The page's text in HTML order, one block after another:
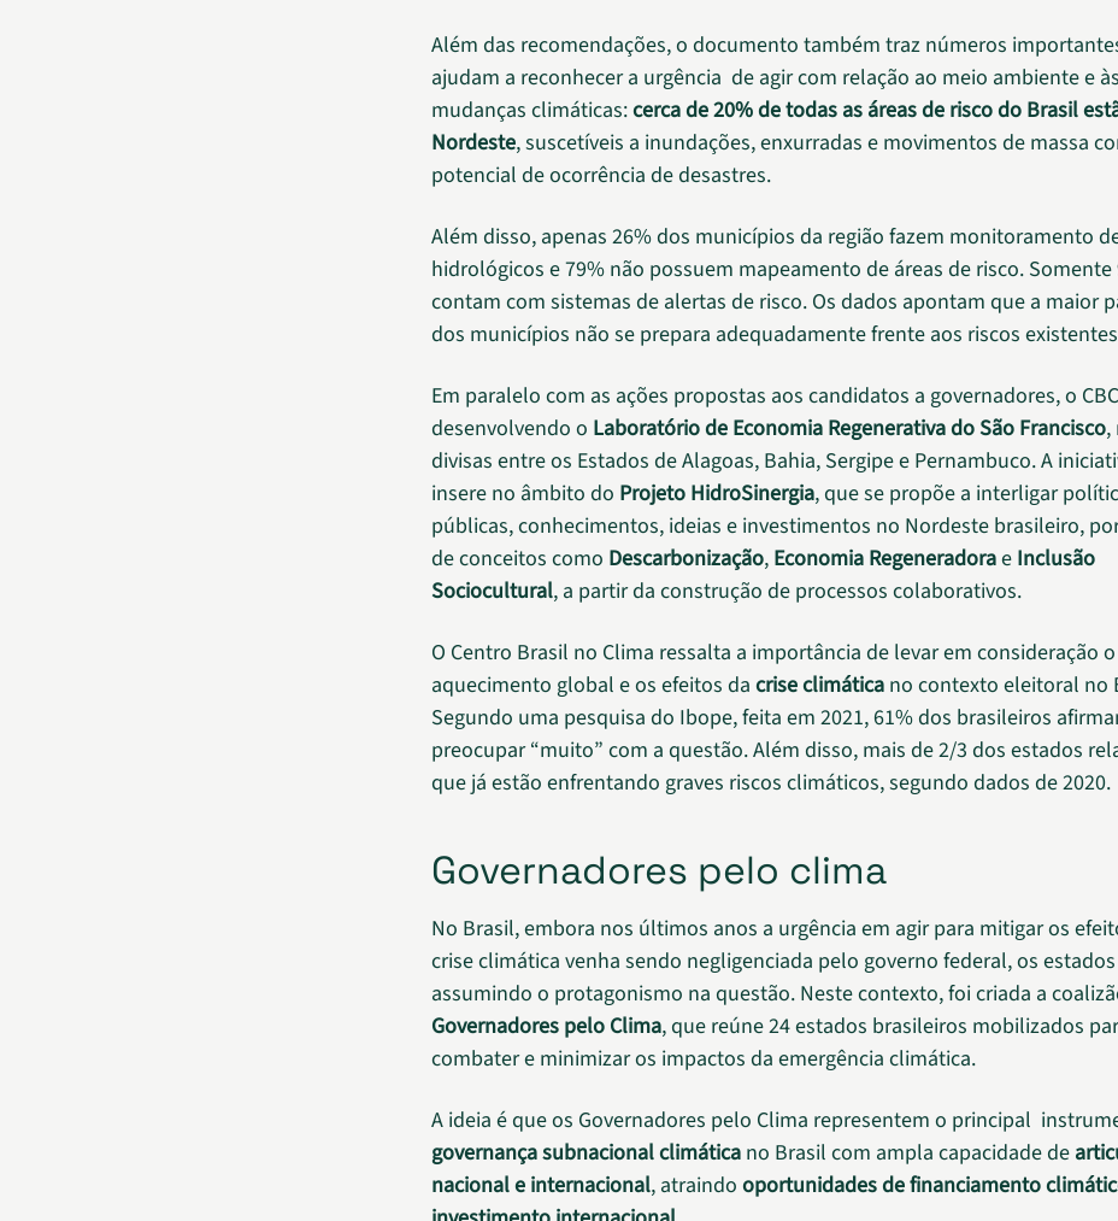
Além das recomendações, o documento também traz números
ajudam a reconhecer a urgência de agir com relação ao meio ambiente e às
mudanças climáticas:cerca de 20% de todas as áreas de risco do Brasil
Nordeste, suscetíveis a inundações, enxurradas e movimentos de massa
potencial de ocorrência de desastres.
Além disso, apenas 26% dos municípios da região fazem monitoramento
hidrológicos e 79% não possuem mapeamento de áreas de risco. Somente
contam com sistemas de alertas de risco. Os dados apontam que a maior
dos municípios não se prepara adequadamente frente aos riscos
Em paralelo com as ações propostas aos candidatos a governadores, o
desenvolvendo o Laboratório de Economia Regenerativa do São Francisco,
divisas entre os Estados de Alagoas, Bahia, Sergipe e Pernambuco. A
insere no âmbito do Projeto HidroSinergia, que se propõe a interligar
públicas, conhecimentos, ideias e investimentos no Nordeste brasileiro,
de conceitos como Descarbonização, Economia Regeneradorae Inclusão
Sociocultural, a partir da construção de processos colaborativos.
O Centro Brasil no Clima ressalta a importância de levar em consideração o
aquecimento global e os efeitos da crise climática no contexto eleitoral no
Segundo uma pesquisa do Ibope, feita em 2021, 61% dos brasileiros
preocupar “muito” com a questão. Além disso, mais de 2/3 dos estados
que já estão enfrentando graves riscos climáticos, segundo dados de 2020.
Governadores pelo clima
No Brasil, embora nos últimos anos a urgência em agir para mitigar os
crise climática venha sendo negligenciada pelo governo federal, os
assumindo o protagonismo na questão. Neste contexto, foi criada a
Governadores pelo Clima, que reúne 24 estados brasileiros mobilizados
combater e minimizar os impactos da emergência climática.
A ideia é que os Governadores pelo Clima representem o principal
governança subnacional climática no Brasil com ampla capacidade de
nacional e internacional, atraindo oportunidades de financiamento